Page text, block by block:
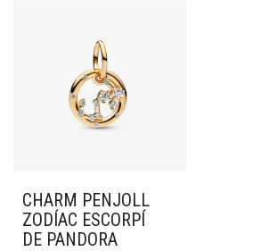
CHARM PENJOLL
ZODÍAC ESCORPÍ
DE PANDORA